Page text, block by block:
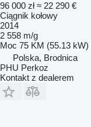
96 000 zł ≈ 22 290 €
Ciągnik kołowy
2014
2 558 m/g
Moc 75 KM (55.13 kW)
Polska, Brodnica
PHU Perkoz
Kontakt z dealerem